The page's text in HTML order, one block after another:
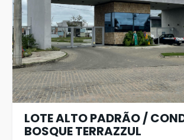
LOTE ALTO PADRÃO /
BOSQUE TERRAZZUL